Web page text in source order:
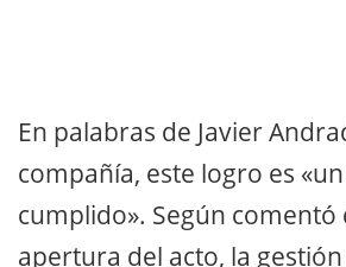
En palabras de Javier
compañía, este logro es
cumplido». Según comentó
apertura del acto, la